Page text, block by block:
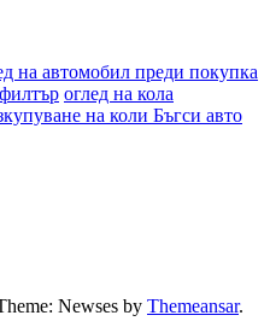
на автомобил преди покупка
оглед на кола
на коли Бъгси авто
Newses by Themeansar.